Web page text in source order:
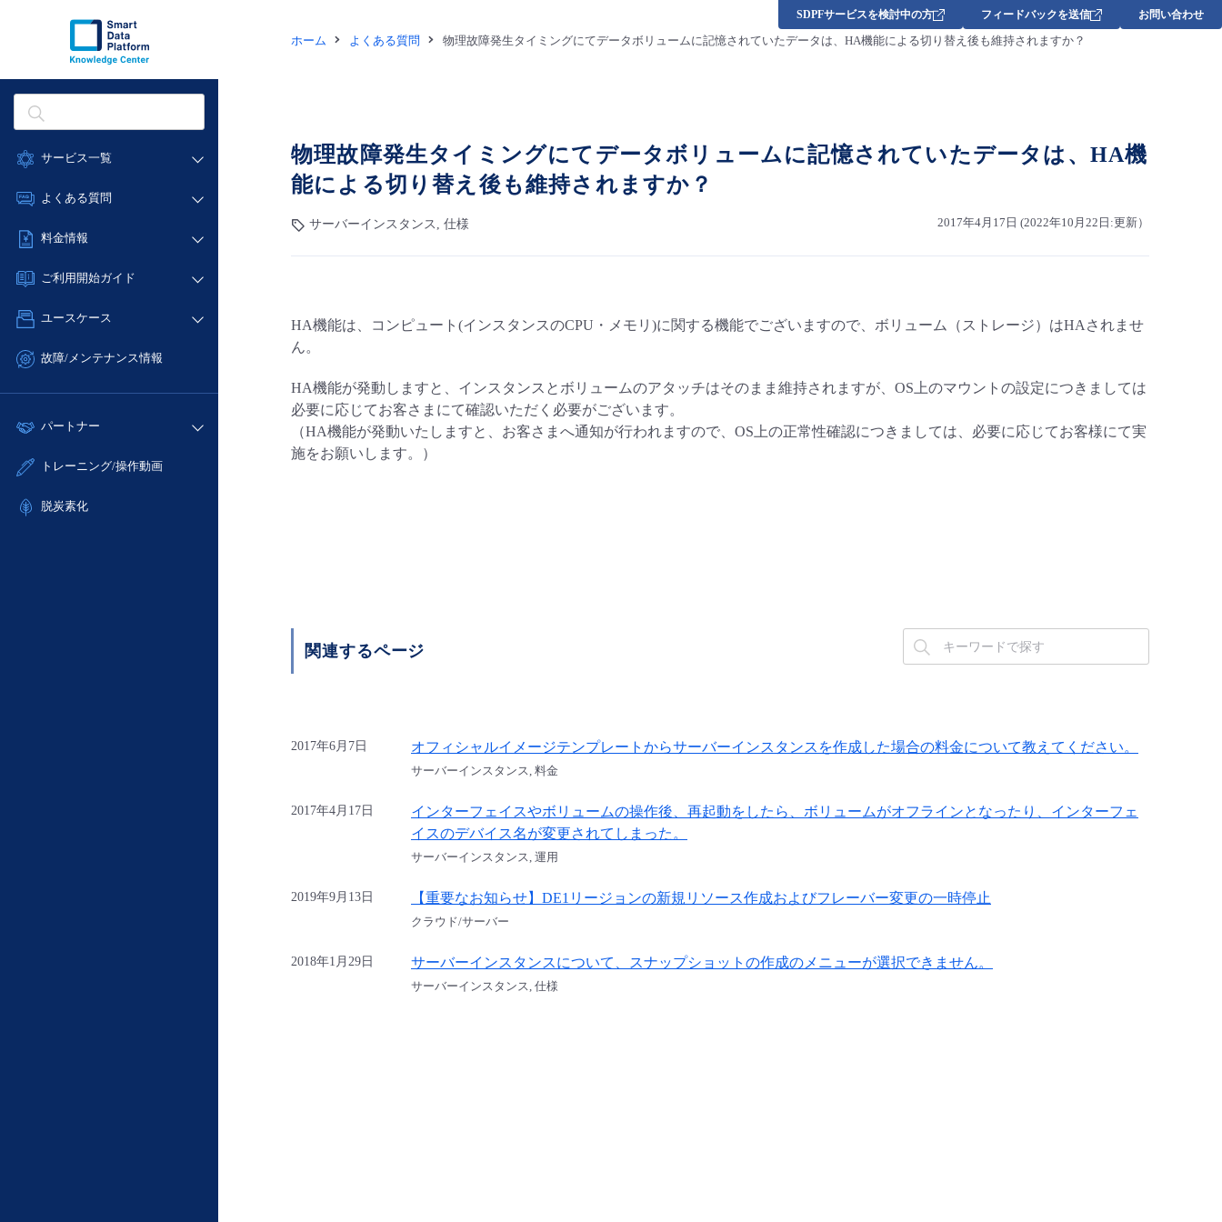
サービス一覧
データ利活用
ネットワーク
IoT
サポート
管理機能
よくある質問
データ利活用
ネットワーク
IoT
サポート
管理機能
すべてのメニューを見る
料金情報
料金シミュレーター
クラウド/サーバー
ネットワーク
サポート
すべてのメニューを見る
ご利用開始ガイド
■ 管理機能
- 初期設定・確認
- ユーザー機能の管理
- APIリファレンス
ユースケース
- バックアップ
- IoT
- ITインフラストラクチャー
故障/メンテナンス情報
サービス稼働状況
故障/メンテナンス履歴
定期メンテナンス
パートナー
販売パートナー向けプログラム
トレーニング/操作動画
脱炭素化
SDPFサービスを検討中の方 フィードバックを送信 お問い合わせ
ホーム よくある質問 物理故障発生タイミングにてデータボリュームに記憶されていたデータは、HA機能による切り替え後も維持されますか？
物理故障発生タイミングにてデータボリュームに記憶されていたデータは、HA機
能による切り替え後も維持されますか？
サーバーインスタンス, 仕様 2017年4月17日 (2022年10月22日:更新）
HA機能は、コンピュート(インスタンスのCPU・メモリ)に関する機能でございますので、ボリューム（ストレージ）はHAされませ
ん。
HA機能が発動しますと、インスタンスとボリュームのアタッチはそのまま維持されますが、OS上のマウントの設定につきましては
必要に応じてお客さまにて確認いただく必要がございます。
（HA機能が発動いたしますと、お客さまへ通知が行われますので、OS上の正常性確認につきましては、必要に応じてお客様にて実
施をお願いします。）
関連するページ
2017年6月7日 オフィシャルイメージテンプレートからサーバーインスタンスを作成した場合の料金について教えてください。
サーバーインスタンス, 料金
2017年4月17日
インターフェイスやボリュームの操作後、再起動をしたら、ボリュームがオフラインとなったり、インターフェ
イスのデバイス名が変更されてしまった。
サーバーインスタンス, 運用
2019年9月13日 【重要なお知らせ】DE1リージョンの新規リソース作成およびフレーバー変更の一時停止
クラウド/サーバー
2018年1月29日 サーバーインスタンスについて、スナップショットの作成のメニューが選択できません。
サーバーインスタンス, 仕様